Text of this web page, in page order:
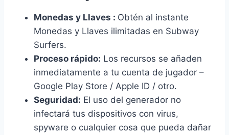
Monedas y Llaves : Obtén al instante
Monedas y Llaves ilimitadas en Subway
Surfers.
Proceso rápido: Los recursos se añaden
inmediatamente a tu cuenta de jugador –
Google Play Store / Apple ID / otro.
Seguridad: El uso del generador no
infectará tus dispositivos con virus,
spyware o cualquier cosa que pueda dañar